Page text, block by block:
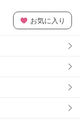
お気に入り